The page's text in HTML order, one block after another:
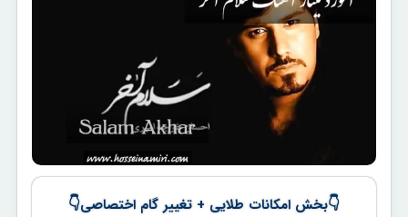
👇بخش امکانات طلایی + تغییر گام اختصاصی👇